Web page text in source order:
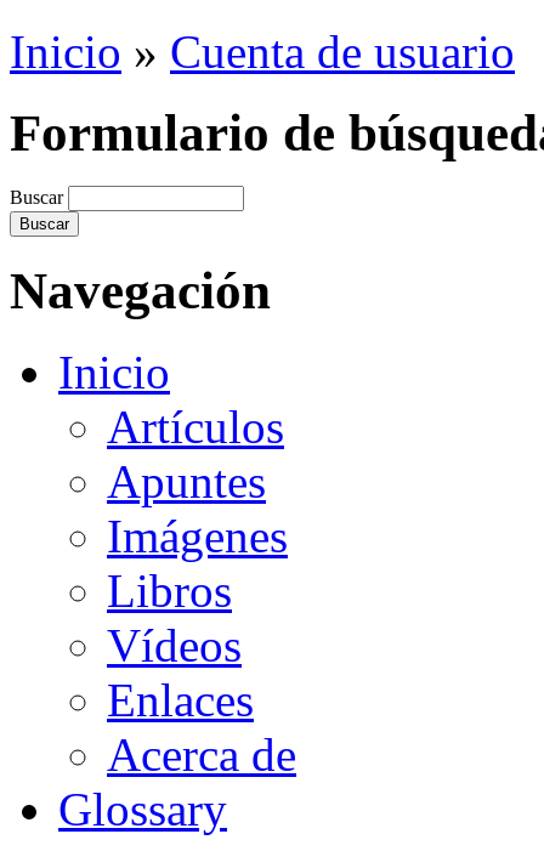
Inicio » Cuenta de usuario
Formulario de
Buscar
Navegación
Inicio
Artículos
Apuntes
Imágenes
Libros
Vídeos
Enlaces
Acerca de
Glossary